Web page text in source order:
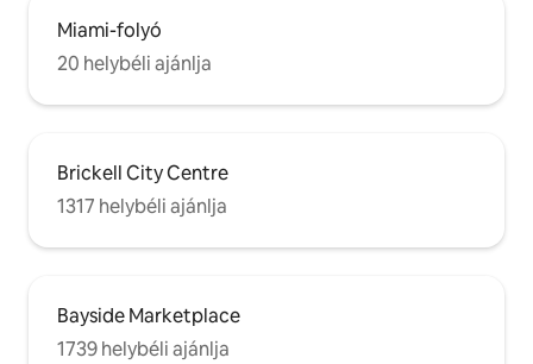
Miami-folyó
20 helybéli ajánlja
Brickell City Centre
1317 helybéli ajánlja
Bayside Marketplace
1739 helybéli ajánlja